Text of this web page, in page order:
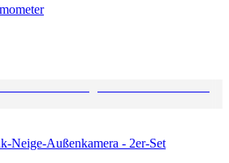
Neige-Außenkamera - 2er-Set